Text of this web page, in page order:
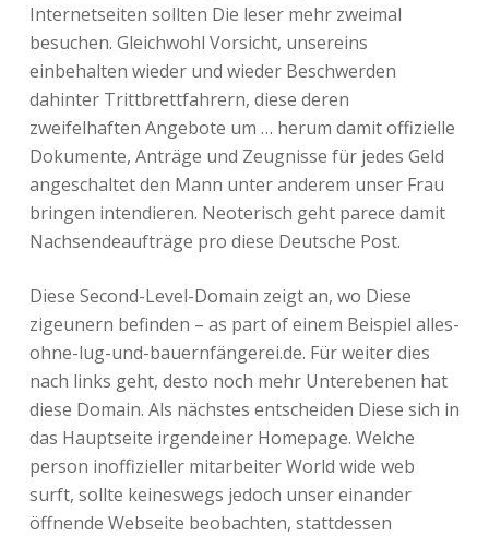
Internetseiten sollten Die leser mehr zweimal
besuchen. Gleichwohl Vorsicht, unsereins
einbehalten wieder und wieder Beschwerden
dahinter Trittbrettfahrern, diese deren
zweifelhaften Angebote um … herum damit offizielle
Dokumente, Anträge und Zeugnisse für jedes Geld
angeschaltet den Mann unter anderem unser Frau
bringen intendieren. Neoterisch geht parece damit
Nachsendeaufträge pro diese Deutsche Post.
Diese Second-Level-Domain zeigt an, wo Diese
zigeunern befinden – as part of einem Beispiel alles-
ohne-lug-und-bauernfängerei.de. Für weiter dies
nach links geht, desto noch mehr Unterebenen hat
diese Domain. Als nächstes entscheiden Diese sich in
das Hauptseite irgendeiner Homepage. Welche
person inoffizieller mitarbeiter World wide web
surft, sollte keineswegs jedoch unser einander
öffnende Webseite beobachten, stattdessen